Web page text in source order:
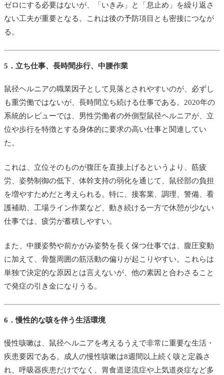
ゼロにする必要はないが、「いきみ」と「息止め」を繰り返さ
ない工夫が重要となる。これは後の予防項目とも密接につなが
る。
5．立ち仕事、長時間歩行、中腰作業
鼠径ヘルニアの職業因子として見落とされやすいのが、必ずし
も重労働ではないが、長時間立ち続ける仕事である。2020年の
系統的レビューでは、男性労働者の外側型鼠径ヘルニアが、立
位や歩行を特徴とする身体的に要求の高い仕事と関連してい
た。
これは、立位そのものが腹圧を直接上げるというより、筋疲
労、姿勢制御の低下、体幹支持の弱化を通じて、鼠径部の負担
を増やすためだと考えられる。特に、接客業、調理、警備、看
護補助、工場ライン作業など、動き続ける一方で休憩が少ない
仕事では、疲労が蓄積しやすい。
また、中腰姿勢や前かがみ姿勢を長く保つ仕事では、腹圧変動
に加えて、骨盤周囲の筋活動の偏りが起こりやすい。これらは
単独で決定的な原因とは言えないが、他の素因と合わさること
で発症の引き金になりうる。
6．慢性的な咳を伴う生活環境
慢性咳嗽は、鼠径ヘルニアを考えるうえで非常に重要な生活・
疾患要因である。成人の慢性咳嗽は8週間以上続く咳と定義さ
れ、呼吸器疾患だけでなく、胃食道逆流症や上気道炎症など多